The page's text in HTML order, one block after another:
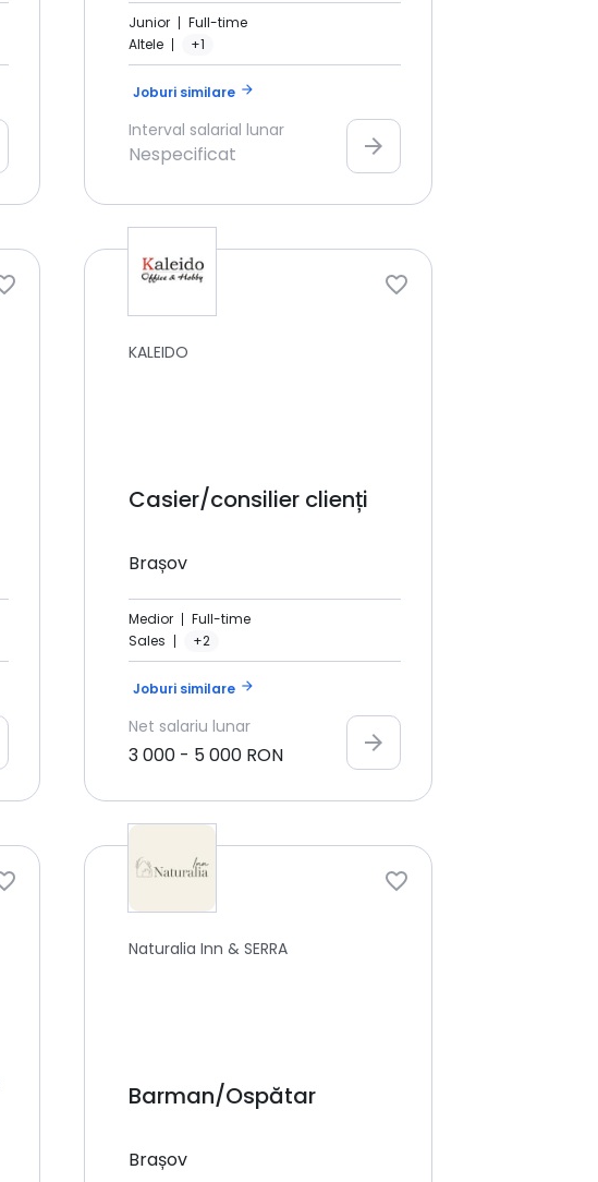
Junior
Full-time
Altele
+1
Joburi similare arrow_forward
Interval salarial lunar
Nespecificat arrow_forward
KALEIDO
Casier/consilier clienți
Brașov
Medior
Full-time
Sales
+2
Joburi similare arrow_forward
Net salariu lunar
3 000 - 5 000 RON arrow_forward
Naturalia Inn & SERRA
Barman/Ospătar
Brașov